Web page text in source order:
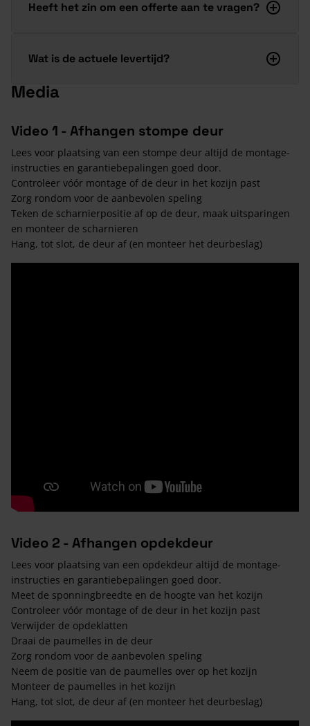
Heeft het zin om een offerte aan te vragen?
Wat is de actuele levertijd?
Media
Video 1 - Afhangen stompe deur
Lees voor plaatsing van een stompe deur altijd de montage-
instructies en garantiebepalingen goed door.
Controleer vóór montage of de deur in het kozijn past
Zorg rondom voor de aanbevolen speling
Teken de scharnierpositie af op de deur, maak uitsparingen
en monteer de scharnieren
Hang, tot slot, de deur af (en monteer het deurbeslag)
Video 2 - Afhangen opdekdeur
Lees voor plaatsing van een opdekdeur altijd de montage-
instructies en garantiebepalingen goed door.
Meet de sponningbreedte en de hoogte van het kozijn
Controleer vóór montage of de deur in het kozijn past
Verwijder de opdeklatten
Draai de paumelles in de deur
Zorg rondom voor de aanbevolen speling
Neem de positie van de paumelles over op het kozijn
Monteer de paumelles in het kozijn
Hang, tot slot, de deur af (en monteer het deurbeslag)